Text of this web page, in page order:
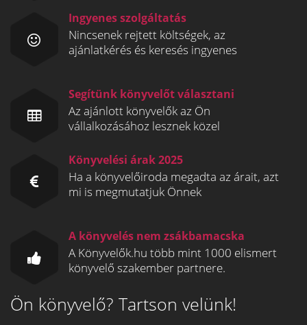
Ingyenes szolgáltatás
Nincsenek rejtett költségek, az
ajánlatkérés és keresés ingyenes
Segítünk könyvelőt választani
Az ajánlott könyvelők az Ön
vállalkozásához lesznek közel
Könyvelési árak 2025
Ha a könyvelőiroda megadta az árait, azt
mi is megmutatjuk Önnek
A könyvelés nem zsákbamacska
A Könyvelők.hu több mint 1000 elismert
könyvelő szakember partnere.
Ön könyvelő? Tartson velünk!